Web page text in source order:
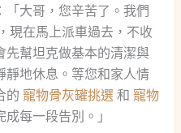
大哥，您辛苦了。我們
現在馬上派車過去，不收
先幫坦克做基本的清潔與
靜地休息。等您和家人情
的 寵物骨灰罐挑選和 寵物
每一段告別。」